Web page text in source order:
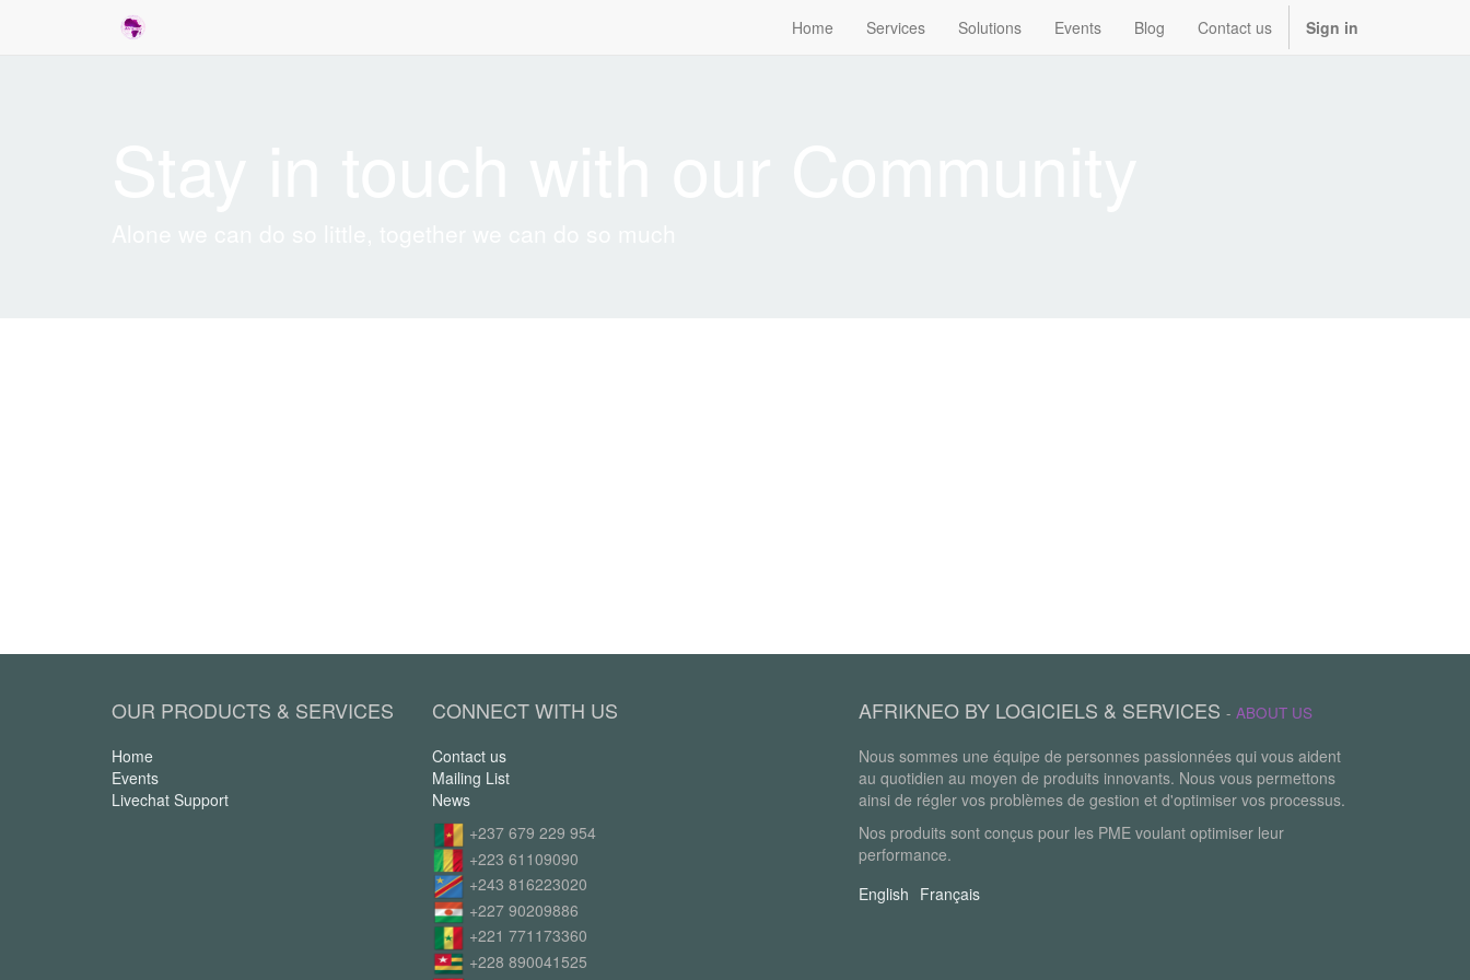
Home Services Solutions Events Blog Contact us Sign in
OUR PRODUCTS & SERVICES
Home
Events
Livechat Support
CONNECT WITH US
Contact us
Mailing List
News
+237 679 229 954
+223 61109090
+243 816223020
+227 90209886
+221 771173360
+228 890041525
AFRIKNEO BY LOGICIELS & SERVICES - ABOUT US
Nous sommes une équipe de personnes passionnées qui vous aident
au quotidien au moyen de produits innovants. Nous vous permettons
ainsi de régler vos problèmes de gestion et d'optimiser vos processus.
Nos produits sont conçus pour les PME voulant optimiser leur
performance.
English Français